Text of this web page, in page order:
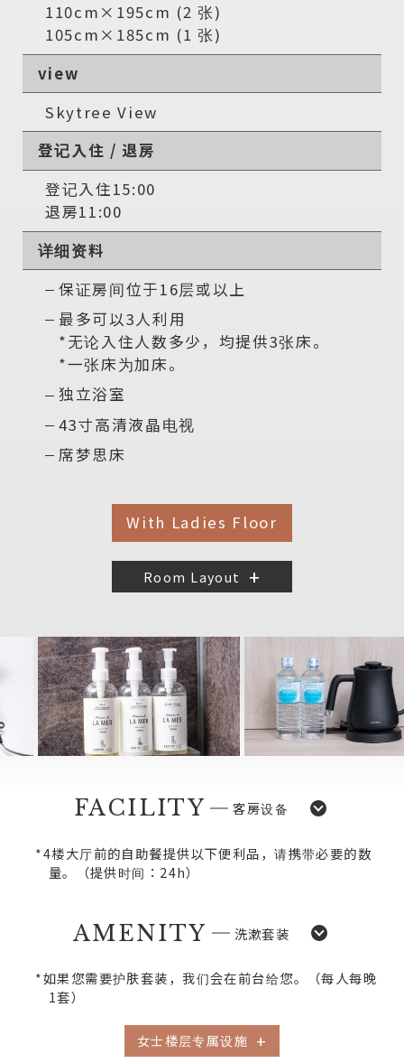
110cm×195cm (2 张)
105cm×185cm (1 张)
view
Skytree View
登记入住 / 退房
登记入住15:00
退房11:00
详细资料
保证房间位于16层或以上
最多可以3人利用
*无论入住人数多少，均提供3张床。
*一张床为加床。
独立浴室
43寸高清液晶电视
席梦思床
With Ladies Floor
Room Layout
FACILITY 客房设备
*4楼大厅前的自助餐提供以下便利品，请携带必要的数
量。
（提供时间：24h）
AMENITY 洗漱套装
*如果您需要护肤套装，我们会在前台给您。
（每人每晚
1套）
女士楼层专属设施